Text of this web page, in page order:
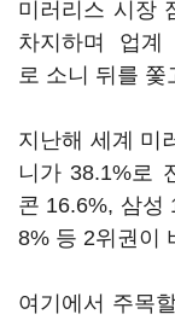
미러리스 시장
차지하며 업계
로 소니 뒤를 쫓
지난해 세계 미
니가 38.1%로
콘 16.6%, 삼성
8% 등 2위권이
여기에서 주목